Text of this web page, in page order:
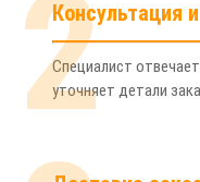
2
Консультация
Специалист
уточняет детали